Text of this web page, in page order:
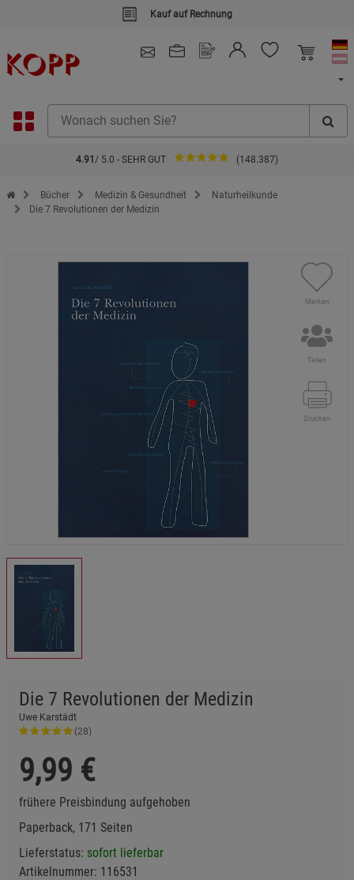
Kauf auf Rechnung
4.91 / 5.0 - SEHR GUT (148.387)
Zur Startseite des Kopp Verlag Online-Shop
Bücher Medizin & Gesundheit
Naturheilkunde
Die 7 Revolutionen der Medizin
Merken
Teilen
Drucken
Die 7 Revolutionen der Medizin
Uwe Karstädt
(28)
9,99 €
frühere Preisbindung aufgehoben
Paperback, 171 Seiten
Lieferstatus: sofort lieferbar
Artikelnummer: 116531